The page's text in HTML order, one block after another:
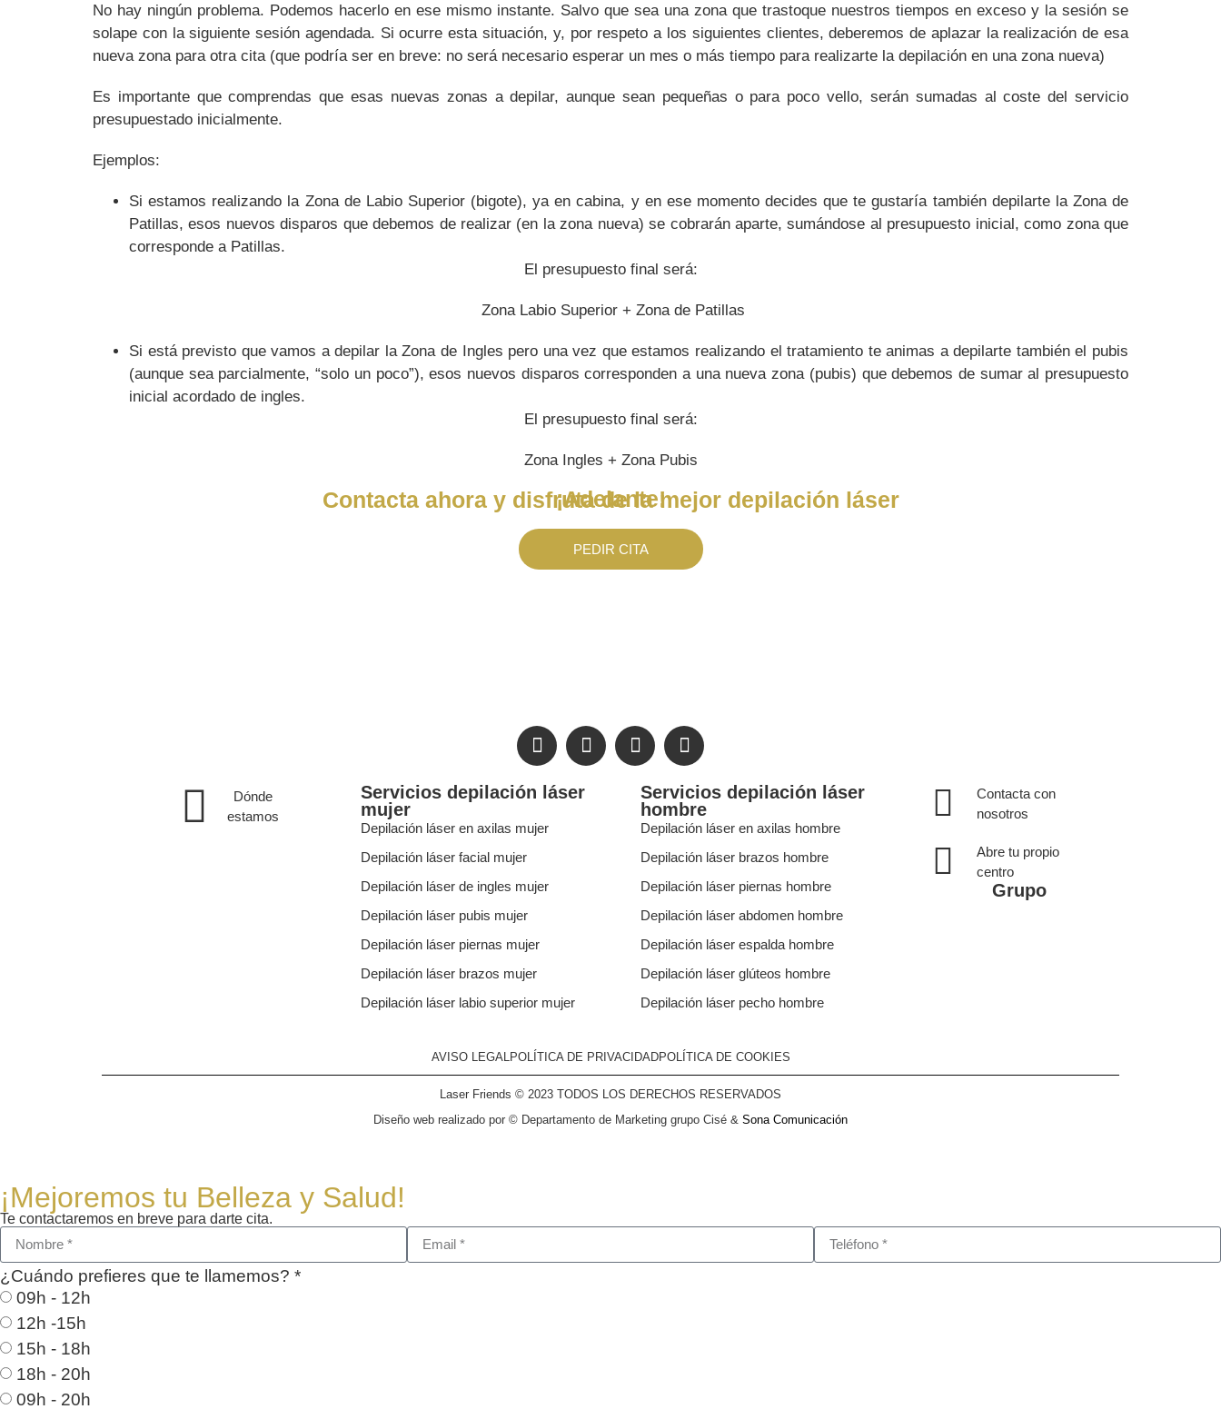
No hay ningún problema. Podemos hacerlo en ese mismo instante. Salvo que sea una zona que trastoque nuestros tiempos en exceso y la sesión se
solape con la siguiente sesión agendada. Si ocurre esta situación, y, por respeto a los siguientes clientes, deberemos de aplazar la realización de esa
nueva zona para otra cita (que podría ser en breve: no será necesario esperar un mes o más tiempo para realizarte la depilación en una zona nueva)
Es importante que comprendas que esas nuevas zonas a depilar, aunque sean pequeñas o para poco vello, serán sumadas al coste del servicio
presupuestado inicialmente.
Ejemplos:
Si estamos realizando la Zona de Labio Superior (bigote), ya en cabina, y en ese momento decides que te gustaría también depilarte la Zona de
Patillas, esos nuevos disparos que debemos de realizar (en la zona nueva) se cobrarán aparte, sumándose al presupuesto inicial, como zona que
corresponde a Patillas.
El presupuesto final será:
Zona Labio Superior + Zona de Patillas
Si está previsto que vamos a depilar la Zona de Ingles pero una vez que estamos realizando el tratamiento te animas a depilarte también el pubis
(aunque sea parcialmente, “solo un poco”), esos nuevos disparos corresponden a una nueva zona (pubis) que debemos de sumar al presupuesto
inicial acordado de ingles.
El presupuesto final será:
Zona Ingles + Zona Pubis
¡Adelante!
Contacta ahora y disfruta de la mejor depilación láser
PEDIR CITA
Dónde
estamos
Servicios depilación láser
mujer
Depilación láser en axilas mujer
Depilación láser facial mujer
Depilación láser de ingles mujer
Depilación láser pubis mujer
Depilación láser piernas mujer
Depilación láser brazos mujer
Depilación láser labio superior mujer
Servicios depilación láser
hombre
Depilación láser en axilas hombre
Depilación láser brazos hombre
Depilación láser piernas hombre
Depilación láser abdomen hombre
Depilación láser espalda hombre
Depilación láser glúteos hombre
Depilación láser pecho hombre
Contacta con
nosotros
Abre tu propio
centro
Grupo
AVISO LEGAL POLÍTICA DE PRIVACIDADPOLÍTICA DE COOKIES
Laser Friends © 2023 TODOS LOS DERECHOS RESERVADOS
Diseño web realizado por © Departamento de Marketing grupo Cisé & Sona Comunicación
¡Mejoremos tu Belleza y Salud!
Te contactaremos en breve para darte cita.
¿Cuándo prefieres que te llamemos? *
09h - 12h
12h -15h
15h - 18h
18h - 20h
09h - 20h